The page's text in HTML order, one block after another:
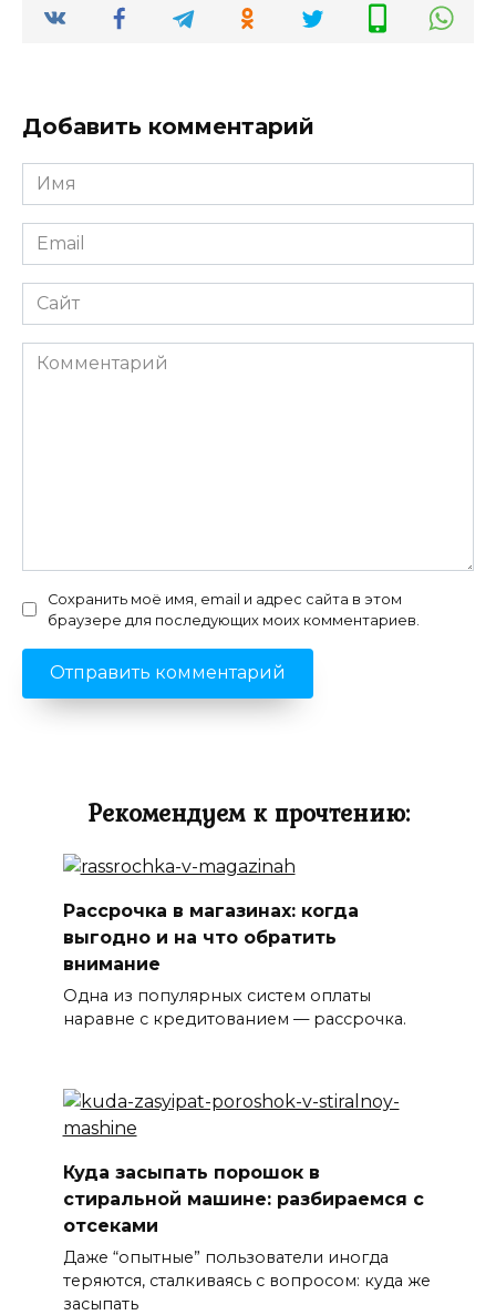
Добавить комментарий
Имя
*
Email
*
Сайт
Комментарий
Сохранить моё имя, email и адрес сайта в этом
браузере для последующих моих комментариев.
Рекомендуем к прочтению:
Рассрочка в магазинах: когда
выгодно и на что обратить
внимание
Одна из популярных систем оплаты
наравне с кредитованием — рассрочка.
Куда засыпать порошок в
стиральной машине: разбираемся с
отсеками
Даже “опытные” пользователи иногда
теряются, сталкиваясь с вопросом: куда же
засыпать